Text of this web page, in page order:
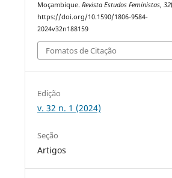
Moçambique.Revista Estudos Feministas,32
https://doi.org/10.1590/1806-9584-
2024v32n188159
Fomatos de Citação
Edição
v. 32 n. 1 (2024)
Seção
Artigos